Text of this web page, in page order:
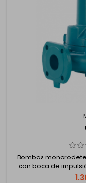
Bombas
con boca de